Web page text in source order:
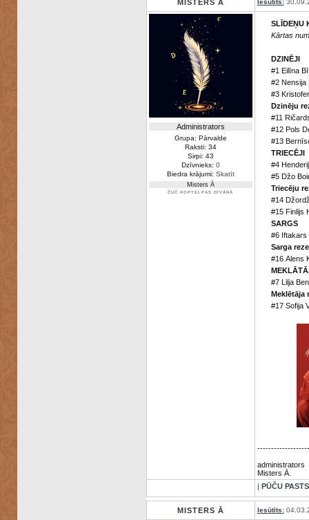
MISTERS Ā Iesūtīts:
Administrators
Grupa: Pārvalde
Raksti: 34
Sirpi: 43
Dzīvnieks: 0
Biedra krājumi: Skatīt
Misters Ā
ČUČ KOPTELPAS DĪVĀNĀ
SLĪDEŅU
Kārtas
DZINĒJI
#1 Eilīna
#2 Nensija
#3
Dzinēju
#11
#12 Pols
#13
TRIECĒJI
#4
#5 Džo
Triecēju
#14
#15 Finlijs
SARGS
#6 Iftakars
Sarga
#16 Alens
#7 Lilja
Meklētāja
#17 Sofija
administrators
Misters Ā.
| PŪČU PASTS
MISTERS Ā Iesūtīts: